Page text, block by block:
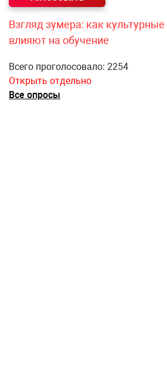
Взгляд зумера: как
влияют на обучение
Всего проголосовало: 2254
Открыть отдельно
Все опросы